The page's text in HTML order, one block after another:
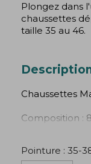
Plongez dans
chaussettes
taille 35 au 46.
Chaussettes
Composition :
Pointure : 35-